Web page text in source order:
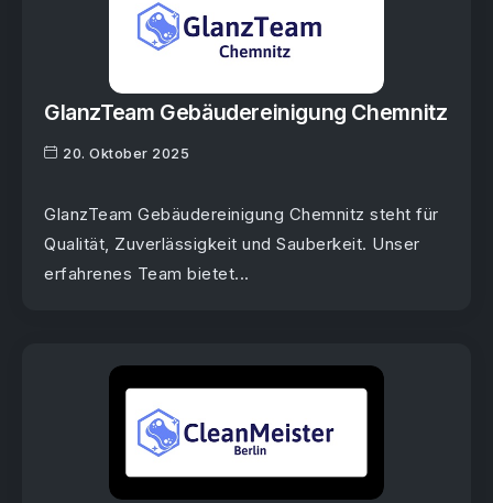
GlanzTeam Gebäudereinigung Chemnitz
20. Oktober 2025
GlanzTeam Gebäudereinigung Chemnitz steht für
Qualität, Zuverlässigkeit und Sauberkeit. Unser
erfahrenes Team bietet...